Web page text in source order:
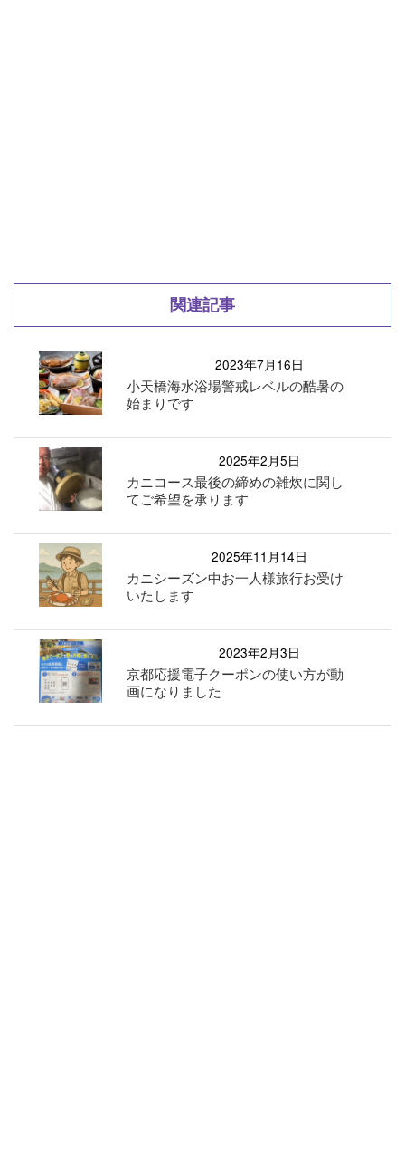
関連記事
2023年7月16日
小天橋海水浴場警戒レベルの酷暑の
始まりです
2025年2月5日
カニコース最後の締めの雑炊に関し
てご希望を承ります
2025年11月14日
カニシーズン中お一人様旅行お受け
いたします
2023年2月3日
京都応援電子クーポンの使い方が動
画になりました